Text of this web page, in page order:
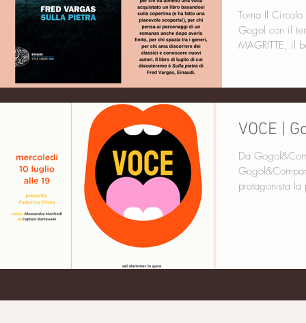
Torna Il
Gogol con il
MAGRITTE, il
VOCE |
Da
protagonista